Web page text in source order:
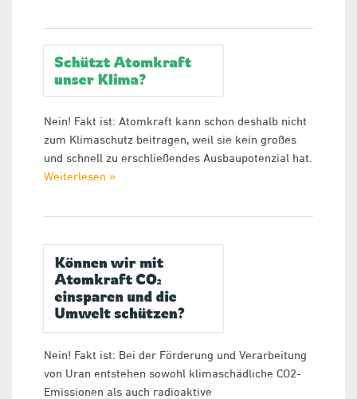
Nein! Fakt ist: Atomkraft kann schon deshalb nicht
zum Klimaschutz beitragen, weil sie kein großes
und schnell zu erschließendes Ausbaupotenzial hat.
Weiterlesen »
Nein! Fakt ist: Bei der Förderung und Verarbeitung
von Uran entstehen sowohl klimaschädliche CO2-
Emissionen als auch radioaktive